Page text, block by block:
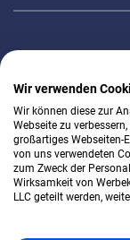
MELDEN SIE
Wir verwenden
Wir können diese zur
Webseite zu
großartiges Webseiten-
von uns verwendeten
zum Zweck der
Wirksamkeit von
LLC geteilt werden,